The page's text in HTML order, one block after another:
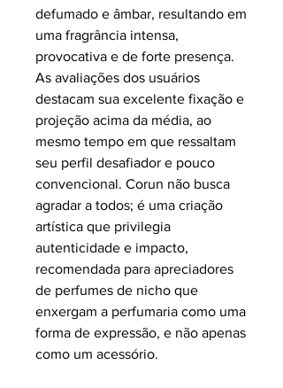
defumado e âmbar, resultando em
uma fragrância intensa,
provocativa e de forte presença.
As avaliações dos usuários
destacam sua excelente fixação e
projeção acima da média, ao
mesmo tempo em que ressaltam
seu perfil desafiador e pouco
convencional. Corun não busca
agradar a todos; é uma criação
artística que privilegia
autenticidade e impacto,
recomendada para apreciadores
de perfumes de nicho que
enxergam a perfumaria como uma
forma de expressão, e não apenas
como um acessório.